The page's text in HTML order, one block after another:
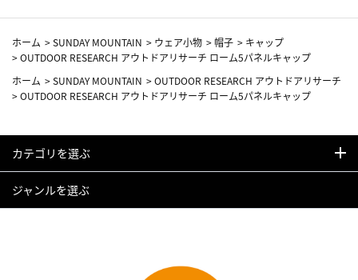
ホーム >SUNDAY MOUNTAIN > ウェア小物 >帽子 > キャップ
>OUTDOOR RESEARCH アウトドアリサーチ ローム5パネルキャップ
ホーム >SUNDAY MOUNTAIN >OUTDOOR RESEARCH アウトドアリサーチ
>OUTDOOR RESEARCH アウトドアリサーチ ローム5パネルキャップ
カテゴリを選ぶ
ジャンルを選ぶ